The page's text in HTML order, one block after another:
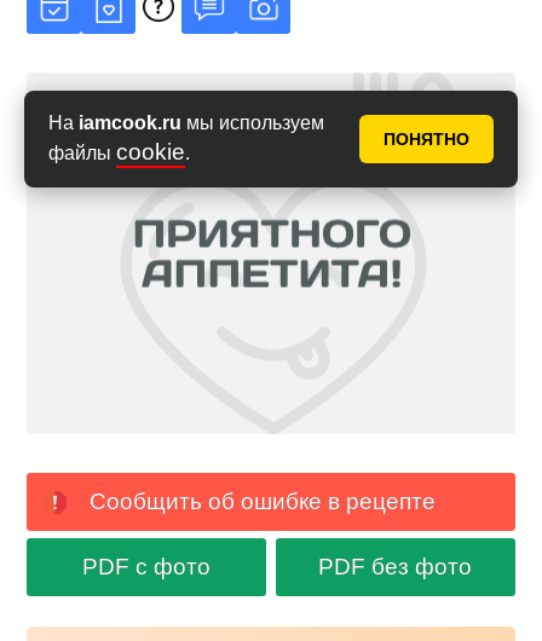
На iamcook.ru мы используем
файлы cookie.
ПОНЯТНО
Сообщить об ошибке в рецепте
PDF с фото PDF без фото